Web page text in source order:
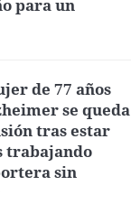
para un
de 77 años
se queda
tras estar
trabajando
sin